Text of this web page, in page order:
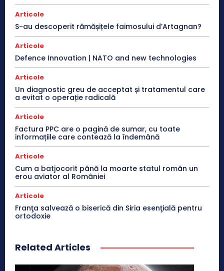
Articole
S-au descoperit rămășițele faimosului d’Artagnan?
Articole
Defence Innovation | NATO and new technologies
Articole
Un diagnostic greu de acceptat și tratamentul care
a evitat o operație radicală
Articole
Factura PPC are o pagină de sumar, cu toate
informațiile care contează la îndemână
Articole
Cum a batjocorit până la moarte statul român un
erou aviator al României
Articole
Franţa salvează o biserică din Siria esenţială pentru
ortodoxie
Related Articles